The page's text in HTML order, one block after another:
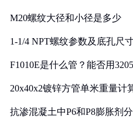
M20螺纹大径和小径是多少
1-1/4 NPT螺纹参数及底孔尺
F1010E是什么管？能否用
20x40x2镀锌方管单米重量计
抗渗混凝土中P6和P8膨胀剂